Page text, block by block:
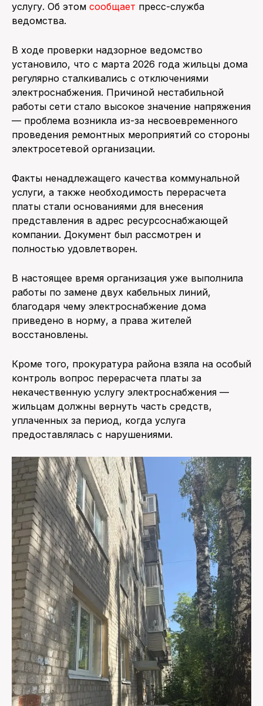
услугу. Об этом сообщает пресс-служба
ведомства.
В ходе проверки надзорное ведомство
установило, что с марта 2026 года жильцы дома
регулярно сталкивались с отключениями
электроснабжения. Причиной нестабильной
работы сети стало высокое значение напряжения
— проблема возникла из-за несвоевременного
проведения ремонтных мероприятий со стороны
электросетевой организации.
Факты ненадлежащего качества коммунальной
услуги, а также необходимость перерасчета
платы стали основаниями для внесения
представления в адрес ресурсоснабжающей
компании. Документ был рассмотрен и
полностью удовлетворен.
В настоящее время организация уже выполнила
работы по замене двух кабельных линий,
благодаря чему электроснабжение дома
приведено в норму, а права жителей
восстановлены.
Кроме того, прокуратура района взяла на особый
контроль вопрос перерасчета платы за
некачественную услугу электроснабжения —
жильцам должны вернуть часть средств,
уплаченных за период, когда услуга
предоставлялась с нарушениями.